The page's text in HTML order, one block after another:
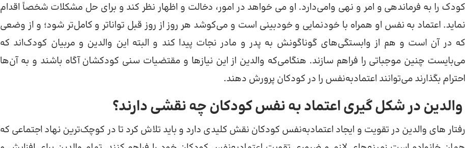
کودک را به فرماندهی و امر و نهی وامی‌دارد. او می خواهد در امور، دخالت و اظهار نظر کند و برای حل مشکلات شخصاً اقدام
نماید. اعتماد به‌ نفس او همراه با خودنمایی و خودبینی است و می‌کوشد هر روز از روز قبل تواناتر و کامل‌تر شود؛ و از وضعی
که در آن است و هم از وابستگی‌های گوناگونش به پدر و مادر نجات پیدا کند و البته این والدین و مربیان کودک‌اند که
می‌بایست چنین موجباتی را فراهم سازند. هنگامی‌که والدین از این نیازها و مقتضیات سنی کودکشان آگاه باشند و به آن‌ها
احترام بگذارند می‌توانند اعتمادبه‌نفس را در کودکان پرورش دهند.
والدین در شکل گیری اعتماد به‌ نفس کودکان چه نقشی دارند؟
رفتار های والدین در تقویت و ایجاد اعتمادبه‌نفس کودکان نقش کلیدی دارد و باید تلاش کرد تا در کوچک‌ترین نهاد اجتماعی که